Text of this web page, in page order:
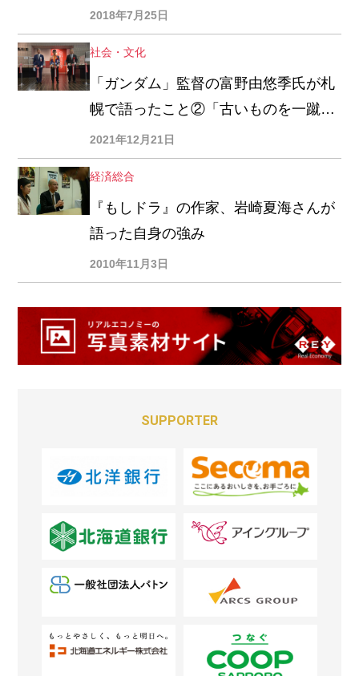
2018年7月25日
社会・文化
「ガンダム」監督の富野由悠季氏が札
幌で語ったこと②「古いものを一蹴
し、新しい在り方を築いてほしい」
2021年12月21日
経済総合
『もしドラ』の作家、岩崎夏海さんが
語った自身の強み
2010年11月3日
SUPPORTER